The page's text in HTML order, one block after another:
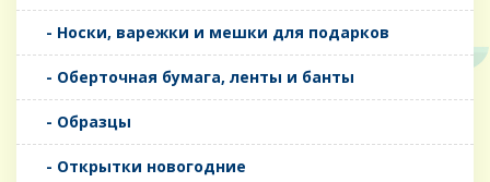
- Носки, варежки и мешки для подарков
- Оберточная бумага, ленты и банты
- Образцы
- Открытки новогодние